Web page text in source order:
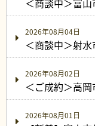
＜商談中＞富
2026年08月04日
＜商談中＞射
2026年08月02日
＜ご成約＞高
2026年08月01日